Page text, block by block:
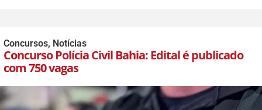
Concursos, Notícias
Concurso Polícia Civil Bahia: Edital é publicado
com 750 vagas